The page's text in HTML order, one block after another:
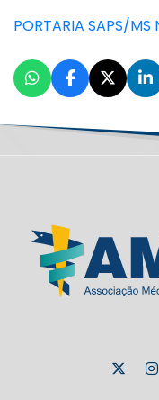
PORTARIA SAPS/MS